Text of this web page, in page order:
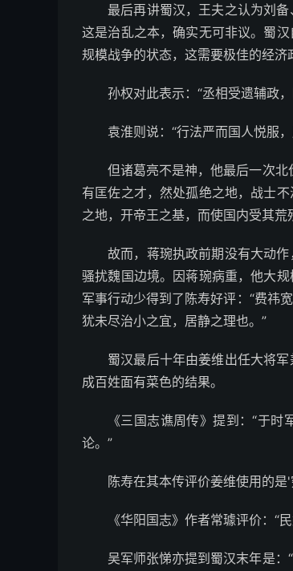
最后再讲蜀汉，王夫之认为刘
这是治乱之本，确实无可非议。蜀
规模战争的状态，这需要极佳的经济
孙权对此表示：“丞相受遗辅政
袁淮则说：“行法严而国人悦服
但诸葛亮不是神，他最后一次
有匡佐之才，然处孤绝之地，战士
之地，开帝王之基，而使国内受其荒
故而，蒋琬执政前期没有大动
骚扰魏国边境。因蒋琬病重，他大
军事行动少得到了陈寿好评：“费祎
犹未尽治小之宜，居静之理也。”
蜀汉最后十年由姜维出任大将
成百姓面有菜色的结果。
《三国志谯周传》提到：“于
论。”
陈寿在其本传评价姜维使用的是
《华阳国志》作者常璩评价：“
吴军师张悌亦提到蜀汉末年是